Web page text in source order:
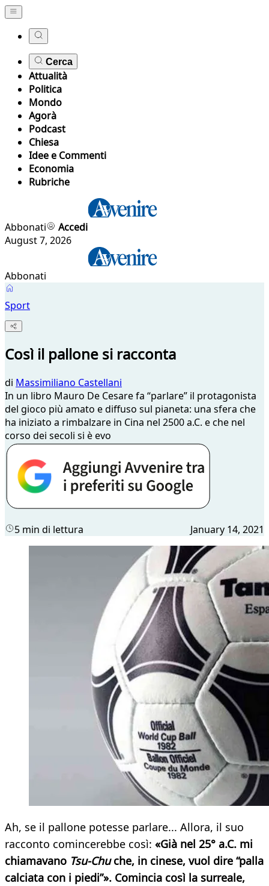
Cerca
Attualità
Politica
Mondo
Agorà
Podcast
Chiesa
Idee e Commenti
Economia
Rubriche
Abbonati
Accedi
August 7, 2026
Abbonati
Sport
Così il pallone si racconta
di Massimiliano Castellani
In un libro Mauro De Cesare fa “parlare” il protagonista
del gioco più amato e diffuso sul pianeta: una sfera che
ha iniziato a rimbalzare in Cina nel 2500 a.C. e che nel
corso dei secoli si è evo
5 min di lettura January 14, 2021
Ah, se il pallone potesse parlare... Allora, il suo
racconto comincerebbe così: «Già nel 25° a.C. mi
chiamavano Tsu-Chuche, in cinese, vuol dire “palla
calciata con i piedi”». Comincia così la surreale,